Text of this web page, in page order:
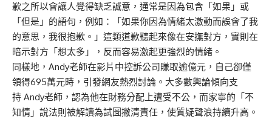
歉之所以會讓人覺得缺乏誠意，通常是因為包含「如果」或
「但是」的語句，例如：「如果你因為情緒太激動而誤會了我
的意思，我很抱歉。」這類道歉聽起來像在安撫對方，實則在
暗示對方「想太多」，反而容易激起更強烈的情緒。
同樣地，Andy老師在影片中控訴公司賺取逾億元，自己卻僅
領得695萬元時，引發網友熱烈討論。大多數輿論傾向支
持 Andy老師，認為他在財務分配上遭受不公，而家寧的「不
知情」說法則被解讀為試圖撇清責任，使質疑聲浪持續升高。